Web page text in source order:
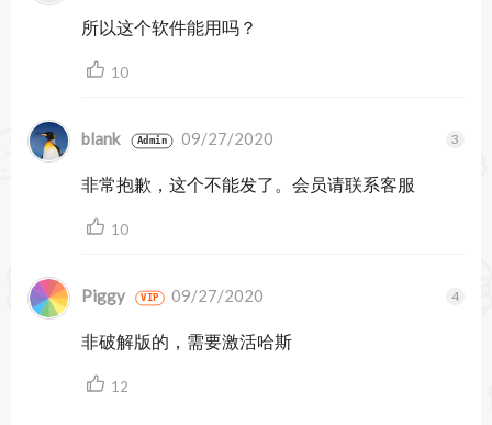
所以这个软件能用吗？
10
blank Admin 09/27/2020
非常抱歉，这个不能发了。会员请联系客服
10
Piggy VIP 09/27/2020
非破解版的，需要激活哈斯
12